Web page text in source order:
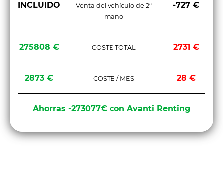
INCLUIDO
Venta del vehículo de 2ª
mano
-727 €
275808 € COSTE TOTAL 2731 €
2873 € COSTE / MES 28 €
Ahorras -273077€ con Avanti Renting